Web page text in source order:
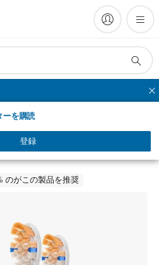
ーを購読
登録
ムオールインワンブラシヘッ
のがこの製品を推奨